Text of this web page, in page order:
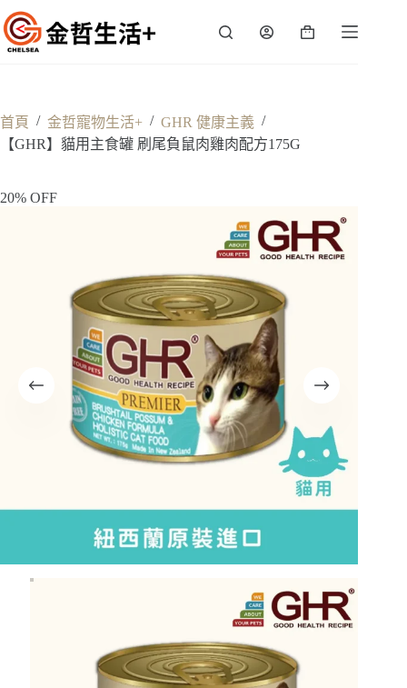
跳
至
主
容
購
首頁 / 金哲寵物生活+ / GHR 健康主義 /
【GHR】貓用主食罐 刷尾負鼠肉雞肉配方175G
20% OFF